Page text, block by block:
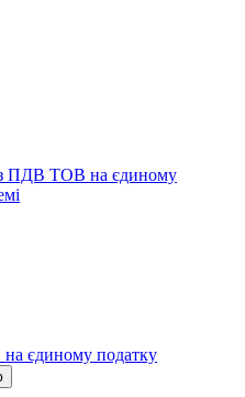
ПДВ ТОВ на єдиному
єдиному податку